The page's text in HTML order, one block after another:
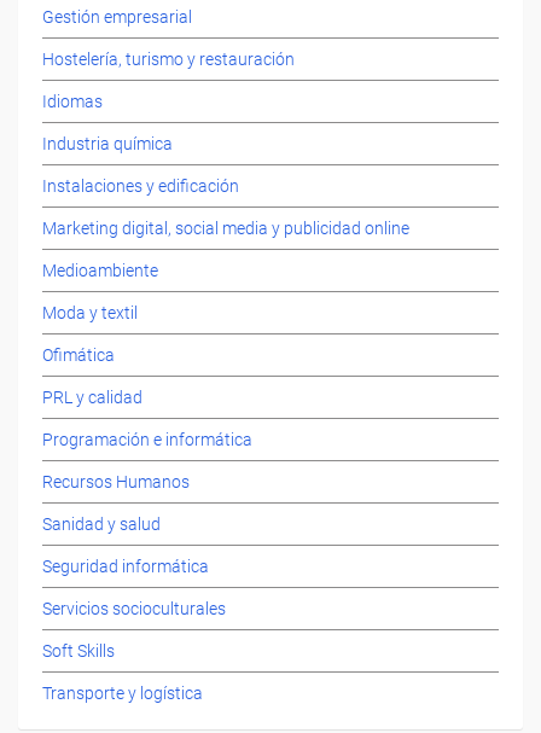
Gestión empresarial
Hostelería, turismo y restauración
Idiomas
Industria química
Instalaciones y edificación
Marketing digital, social media y publicidad online
Medioambiente
Moda y textil
Ofimática
PRL y calidad
Programación e informática
Recursos Humanos
Sanidad y salud
Seguridad informática
Servicios socioculturales
Soft Skills
Transporte y logística